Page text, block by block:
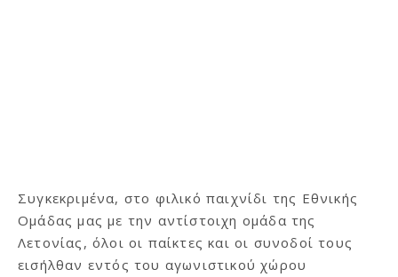
Συγκεκριμένα, στο φιλικό παιχνίδι της Εθνικής
Ομάδας μας με την αντίστοιχη ομάδα της
Λετονίας, όλοι οι παίκτες και οι συνοδοί τους
εισήλθαν εντός του αγωνιστικού χώρου